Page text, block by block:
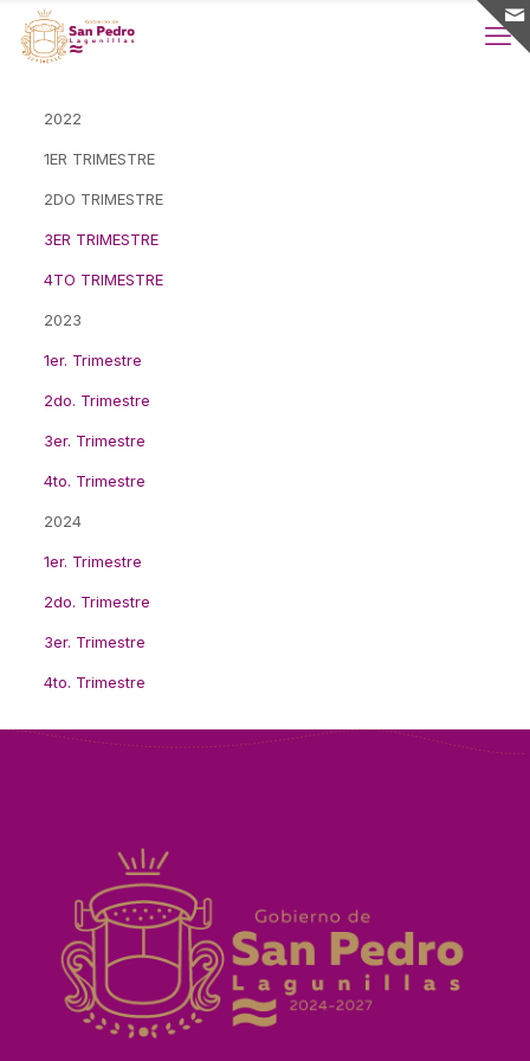
2022
1ER TRIMESTRE
2DO TRIMESTRE
3ER TRIMESTRE
4TO TRIMESTRE
2023
1er. Trimestre
2do. Trimestre
3er. Trimestre
4to. Trimestre
2024
1er. Trimestre
2do. Trimestre
3er. Trimestre
4to. Trimestre